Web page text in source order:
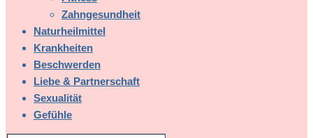
Zahngesundheit
Naturheilmittel
Krankheiten
Beschwerden
Liebe & Partnerschaft
Sexualität
Gefühle